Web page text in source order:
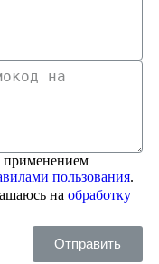
пользования.
на обработку
Отправить